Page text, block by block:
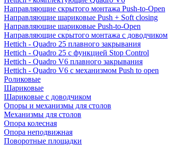
Направляющие скрытого монтажа Push-to-Open
Направляющие шариковые Push + Soft closing
Направляющие шариковые Push-to-Open
Направляющие скрытого монтажа с доводчиком
Hettich - Quadro 25 плавного закрывания
Hettich - Quadro 25 с функцией Stop Control
Hettich - Quadro V6 плавного закрывания
Hettich - Quadro V6 с механизмом Push to open
Роликовые
Шариковые
Шариковые с доводчиком
Опоры и механизмы для столов
Механизмы для столов
Опора колесная
Опора неподвижная
Поворотные площадки